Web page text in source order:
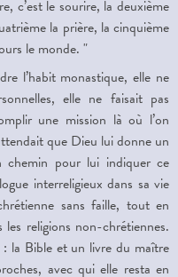
c’est le sourire, la deuxième
la prière, la cinquième
le monde. "
l’habit monastique, elle ne
elle ne faisait pas
une mission là où l’on
que Dieu lui donne un
chemin pour lui indiquer ce
interreligieux dans sa vie
sans faille, tout en
religions non-chrétiennes.
la Bible et un livre du maître
avec qui elle resta en